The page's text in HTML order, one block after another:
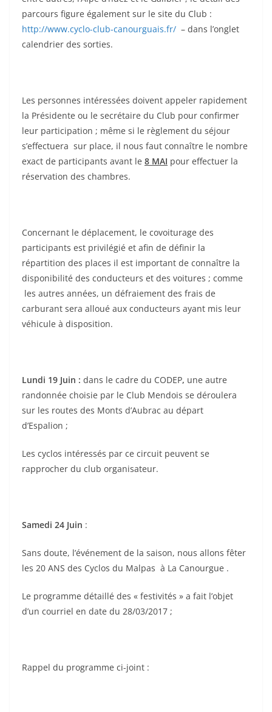
parcours figure également sur le site du Club :
http://www.cyclo-club-canourguais.fr/ – dans l’onglet
calendrier des sorties.
Les personnes intéressées doivent appeler rapidement
la Présidente ou le secrétaire du Club pour confirmer
leur participation ; même si le règlement du séjour
s’effectuera sur place, il nous faut connaître le nombre
exact de participants avant le 8 MAI pour effectuer la
réservation des chambres.
Concernant le déplacement, le covoiturage des
participants est privilégié et afin de définir la
répartition des places il est important de connaître la
disponibilité des conducteurs et des voitures ; comme
les autres années, un défraiement des frais de
carburant sera alloué aux conducteurs ayant mis leur
véhicule à disposition.
Lundi 19 Juin : dans le cadre du CODEP, une autre
randonnée choisie par le Club Mendois se déroulera
sur les routes des Monts d’Aubrac au départ
d’Espalion ;
Les cyclos intéressés par ce circuit peuvent se
rapprocher du club organisateur.
Samedi 24 Juin :
Sans doute, l’événement de la saison, nous allons fêter
les 20 ANS des Cyclos du Malpas à La Canourgue .
Le programme détaillé des « festivités » a fait l’objet
d’un courriel en date du 28/03/2017 ;
Rappel du programme ci-joint :